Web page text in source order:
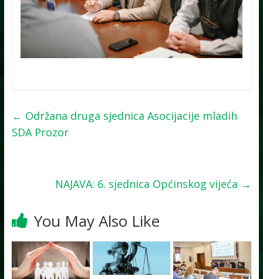
← Održana druga sjednica Asocijacije mladih
SDA Prozor
NAJAVA: 6. sjednica Općinskog vijeća →
You May Also Like